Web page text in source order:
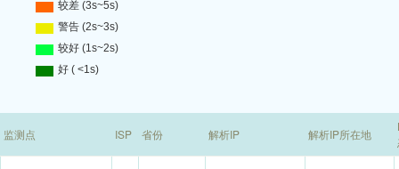
监测点 ISP 省份 解析IP 解析IP所在地